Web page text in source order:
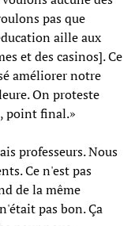
pas que
aille aux
et des casinos]. Ce
améliorer notre
On proteste
point final.»
professeurs. Nous
Ce n'est pas
de la même
pas bon. Ça